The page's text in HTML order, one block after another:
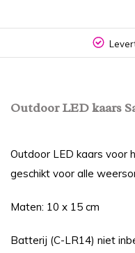
Outdoor LED kaars
Outdoor LED kaars voor
geschikt voor alle
Maten: 10 x 15 cm
Batterij (C-LR14) niet